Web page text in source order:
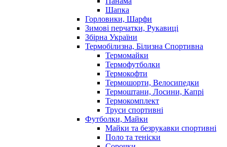
Шапка
Горловики, Шарфи
Зимові перчатки, Рукавиці
Збірна України
Термобілизна, Білизна Спортивна
Термомайки
Термофутболки
Термокофти
Термошорти, Велосипедки
Термоштани, Лосини, Капрі
Термокомплект
Труси спортивні
Футболки, Майки
Майки та безрукавки спортивні
Поло та теніски